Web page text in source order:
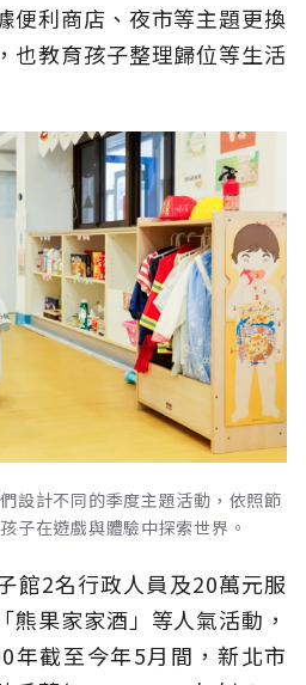
便利商店、夜市等主題更換
也教育孩子整理歸位等生活
設計不同的季度主題活動，依照節
子在遊戲與體驗中探索世界。
館2名行政人員及20萬元服
熊果家家酒」等人氣活動，
年截至今年5月間，新北市